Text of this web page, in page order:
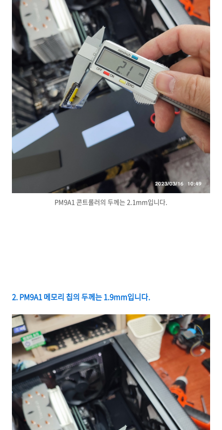
PM9A1 콘트롤러의 두께는 2.1mm입니다.
2. PM9A1 메모리 칩의 두께는 1.9mm입니다.